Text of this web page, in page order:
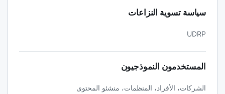
سياسة تسوية النزاعات
UDRP
المستخدمون النموذجيون
الشركات، الأفراد، المنظمات، منشئو المحتوى